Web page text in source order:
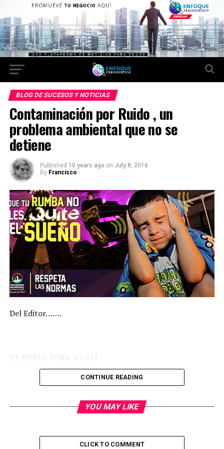
BLOG DE SUCESOS Y NOTICIAS
Contaminación por Ruido , un
problema ambiental que no se
detiene
Published 10 years ago on July 8, 2016
By Francisco
Del Editor…….
DE NUEVA YORK A CALI
Llega el verano y en un abrir y cerrar de ojos todo se ve
distinto a nuestro alrededor. Los árboles, tupidos de
oxigenar y apaciguar al mismo tiempo las fuertes
CONTINUE READING
YOU MAY LIKE
CLICK TO COMMENT